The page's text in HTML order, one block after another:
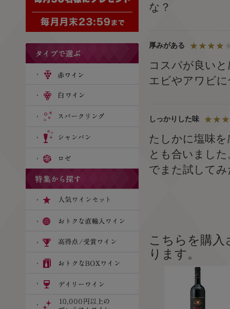
な？
厚みがある
コスパが良い
エビやアワビ
しっかりした味
たしかに塩味
とも合いまし
でまた試して
こちらを購
ります。